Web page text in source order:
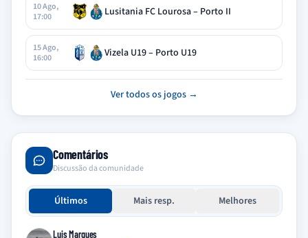
10 Ago,
17:00
Lusitania FC Lourosa – Porto II
15 Ago,
16:00
Vizela U19 – Porto U19
Ver todos os jogos →
Comentários
Discussão da comunidade
Últimos Mais resp. Melhores
Luis Marques